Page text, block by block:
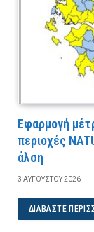
Εφαρμογή
περιοχές
άλση
3 ΑΥΓΟΎΣΤΟΥ 2026
ΔΙΑΒΆΣΤΕ